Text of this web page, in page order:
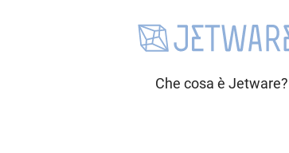
Che cosa è Jetware?